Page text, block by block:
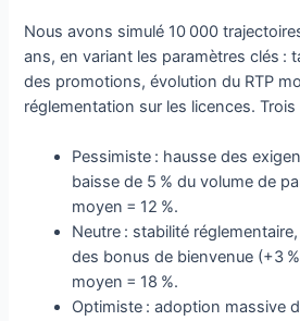
Nous avons simulé 10 000
ans, en variant les paramètres clés :
des promotions, évolution du RTP
réglementation sur les licences.
Pessimiste : hausse des
baisse de 5 % du volume de
moyen = 12 %.
Neutre : stabilité
des bonus de bienvenue (+3
moyen = 18 %.
Optimiste : adoption massive